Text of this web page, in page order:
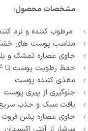
مشخصات محصول:
مرطوب کننده و نرم
مناسب پوست های
حاوی عصاره تمشک و
حفظ رطوبت پوست تا 24 ساعت
مغذی کننده پوست
جلوگیری از پیری پوست
بافت سبک و جذب
حاوی عصاره‌ پشن فروت